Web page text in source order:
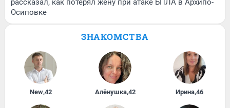
рассказал, как потерял жену при атаке БПЛА в Архипо-
Осиповке
ЗНАКОМСТВА
New,42 Алёнушка,42 Ирина,46